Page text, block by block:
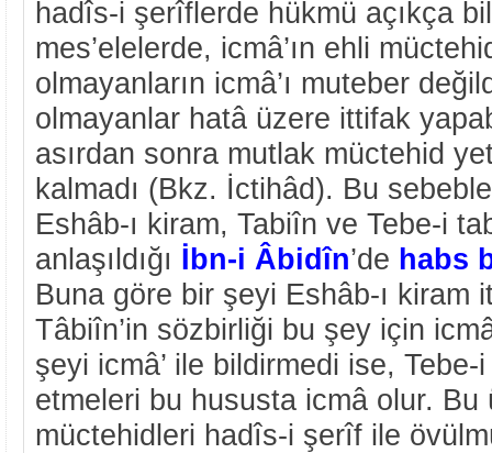
hadîs-i şerîflerde hükmü açıkça
mes’elelerde, icmâ’ın ehli
olmayanların icmâ’ı muteber
olmayanlar hatâ üzere ittifak
asırdan sonra mutlak müctehid
kalmadı (Bkz. İctihâd). Bu
Eshâb-ı kiram, Tabiîn ve Tebe-i
anlaşıldığı İbn-i Âbidîn’de habs
Buna göre bir şeyi Eshâb-ı kiram
Tâbiîn’in sözbirliği bu şey için
şeyi icmâ’ ile bildirmedi ise,
etmeleri bu hususta icmâ olur. Bu
müctehidleri hadîs-i şerîf ile